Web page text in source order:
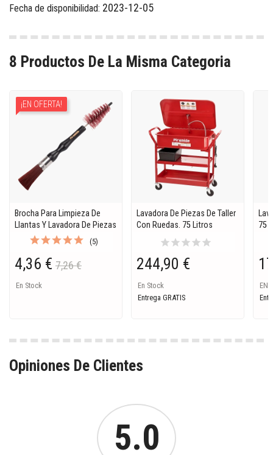
Fecha de disponibilidad: 2023-12-05
8 Productos De La Misma Categoria
Brocha Para Limpieza De
Llantas Y Lavadora De Piezas
(5)
4,36 € 7,26 €
En Stock
¡EN OFERTA!
Lavadora De Piezas De Taller
Con Ruedas. 75 Litros
starstarstarstarstar
244,90 €
En Stock
Entrega GRATIS
75
EN
Opiniones De Clientes
5.0